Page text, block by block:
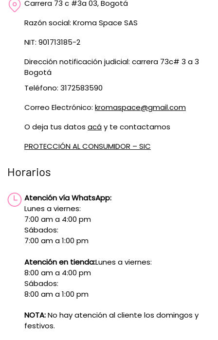
Carrera 73 c #3a 03, Bogotá
Razón social: Kroma Space SAS
NIT: 901713185-2
Dirección notificación judicial: carrera 73c# 3 a 3
Bogotá
Teléfono: 3172583590
Correo Electrónico: kromaspace@gmail.com
O deja tus datos acáy te contactamos
PROTECCIÓN AL CONSUMIDOR – SIC
Horarios
Atención vía WhatsApp:
Lunes a viernes:
7:00 am a 4:00 pm
Sábados:
7:00 am a 1:00 pm
Atención en tienda:Lunes a viernes:
8:00 am a 4:00 pm
Sábados:
8:00 am a 1:00 pm
NOTA:No hay atención al cliente los domingos y
festivos.